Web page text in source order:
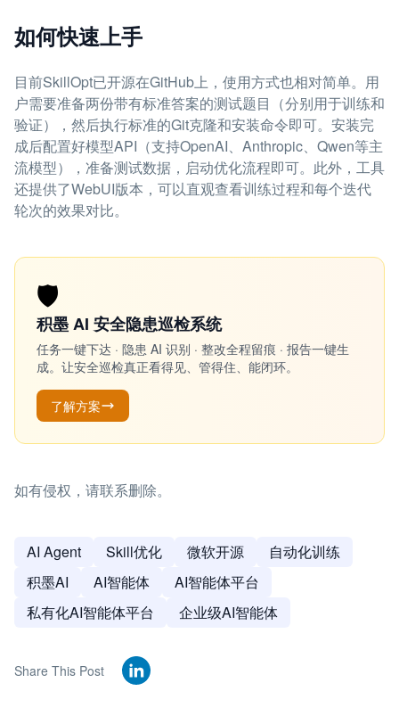
如何快速上手
目前SkillOpt已开源在GitHub上，使用方式也相对简单。用
户需要准备两份带有标准答案的测试题目（分别用于训练和
验证），然后执行标准的Git克隆和安装命令即可。安装完
成后配置好模型API（支持OpenAI、Anthropic、Qwen等主
流模型），准备测试数据，启动优化流程即可。此外，工具
还提供了WebUI版本，可以直观查看训练过程和每个迭代
轮次的效果对比。
🛡️
积墨 AI 安全隐患巡检系统
任务一键下达 · 隐患 AI 识别 · 整改全程留痕 · 报告一键生
成。让安全巡检真正看得见、管得住、能闭环。
了解方案
如有侵权，请联系删除。
AI Agent Skill优化 微软开源
自动化训练
积墨AI
AI智能体
AI智能体平台
私有化AI智能体平台
企业级AI智能体
Share This Post